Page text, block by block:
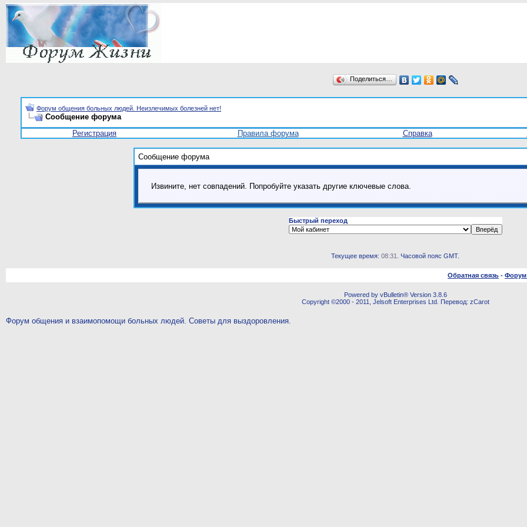
Поделиться…
Форум общения больных людей. Неизлечимых болезней нет!
Сообщение форума
Регистрация Правила форума Справка
Сообщение форума
Извините, нет совпадений. Попробуйте указать другие ключевые слова.
Быстрый переход
Текущее время: 08:31 . Часовой пояс GMT.
Обратная связь - Форум
Powered by vBulletin® Version 3.8.6
Copyright ©2000 - 2011, Jelsoft Enterprises Ltd. Перевод: zCarot
Форум общения и взаимопомощи больных людей. Советы для выздоровления.